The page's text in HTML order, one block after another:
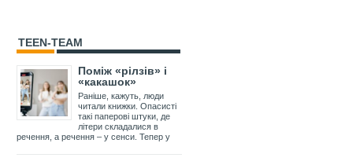
TEEN-TEAM
Поміж «рілзів» і
«какашок»
Раніше, кажуть, люди
читали книжки. Опасисті
такі паперові штуки, де
літери складалися в
речення, а речення – у сенси. Тепер у